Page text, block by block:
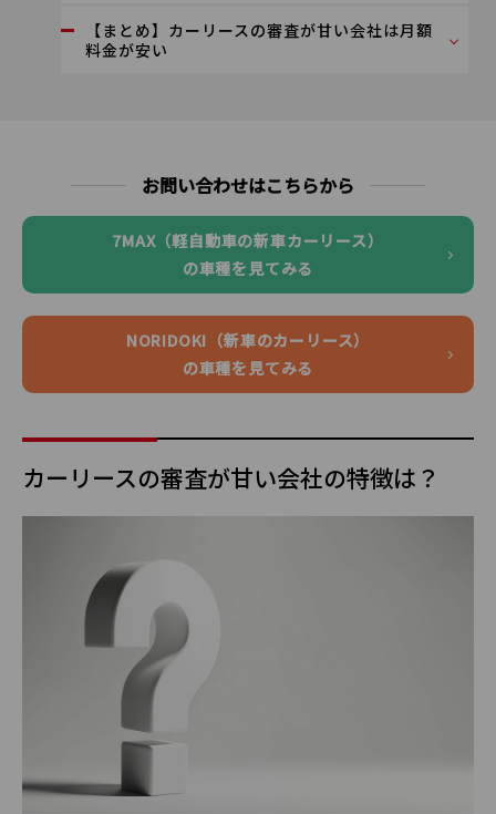
【まとめ】カーリースの審査が甘い会社は月額
料金が安い
お問い合わせはこちらから
7MAX（軽自動車の新車カーリース）
の車種を見てみる
NORIDOKI（新車のカーリース）
の車種を見てみる
カーリースの審査が甘い会社の特徴は？